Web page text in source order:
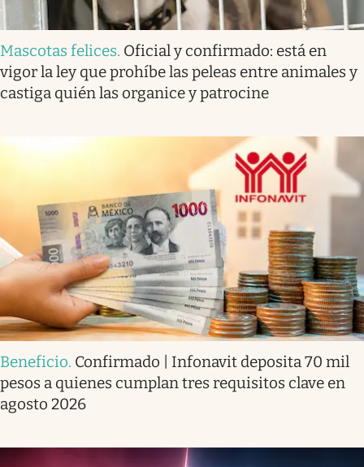
Mascotas felices. Oficial y confirmado: está en
vigor la ley que prohíbe las peleas entre animales y
castiga quién las organice y patrocine
Beneficio. Confirmado | Infonavit deposita 70 mil
pesos a quienes cumplan tres requisitos clave en
agosto 2026